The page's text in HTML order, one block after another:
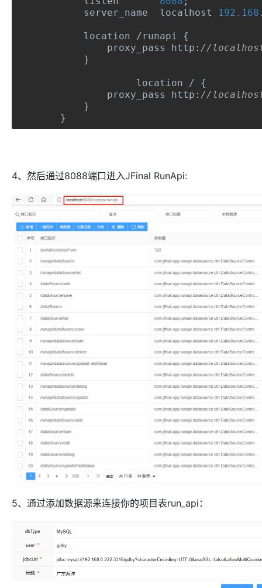
server_name  localhost
192.168
location /runapi {
proxy_pass http : //
}
		 location
/
{
proxy_pass http : //
}
}
4、然后通过8088端口进入JFinal RunApi:
5、通过添加数据源来连接你的项目表run_api：